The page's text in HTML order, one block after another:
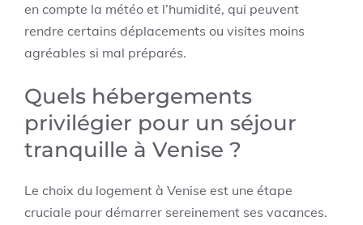
en compte la météo et l’humidité, qui peuvent
rendre certains déplacements ou visites moins
agréables si mal préparés.
Quels hébergements
privilégier pour un séjour
tranquille à Venise ?
Le choix du logement à Venise est une étape
cruciale pour démarrer sereinement ses vacances.